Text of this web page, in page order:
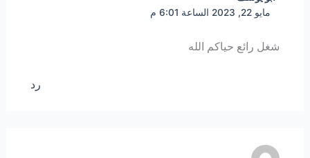
مايو 22, 2023 الساعة 6:01 م
شغل رائع حياكم الله
رد